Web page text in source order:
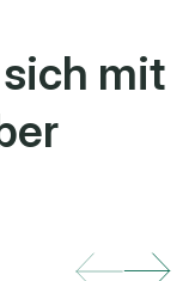
mit